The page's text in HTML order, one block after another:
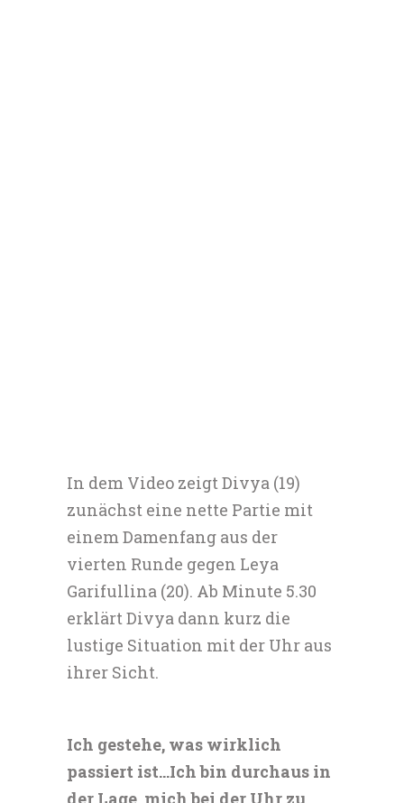
In dem Video zeigt Divya (19)
zunächst eine nette Partie mit
einem Damenfang aus der
vierten Runde gegen Leya
Garifullina (20). Ab Minute 5.30
erklärt Divya dann kurz die
lustige Situation mit der Uhr aus
ihrer Sicht.
Ich gestehe, was wirklich
passiert ist…Ich bin durchaus in
der Lage, mich bei der Uhr zu